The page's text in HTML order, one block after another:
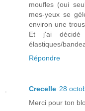
moufles (oui
mes-yeux se
environ une
Et j'ai décidé
élastiques/
Répondre
Crecelle 28
Merci pour ton